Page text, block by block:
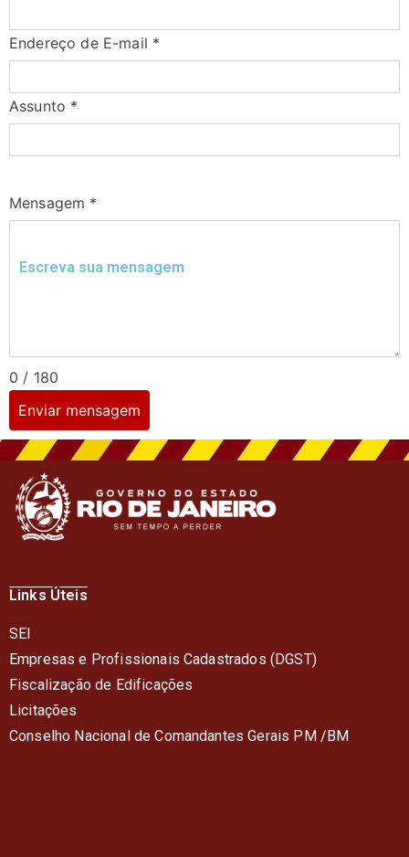
Endereço de E-mail *
Assunto *
Mensagem *
0 / 180
Enviar mensagem
Links Úteis
SEI
Empresas e Profissionais Cadastrados (DGST)
Fiscalização de Edificações
Licitações
Conselho Nacional de Comandantes Gerais PM /BM